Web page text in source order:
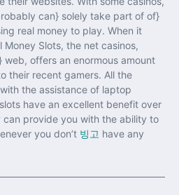
can} solely take part of of}
real money to play. When it
Money Slots, the net casinos,
web, offers an enormous amount
their recent gamers. All the
the assistance of laptop
have an excellent benefit over
can provide you with the ability to
you don’t 빙고 have any